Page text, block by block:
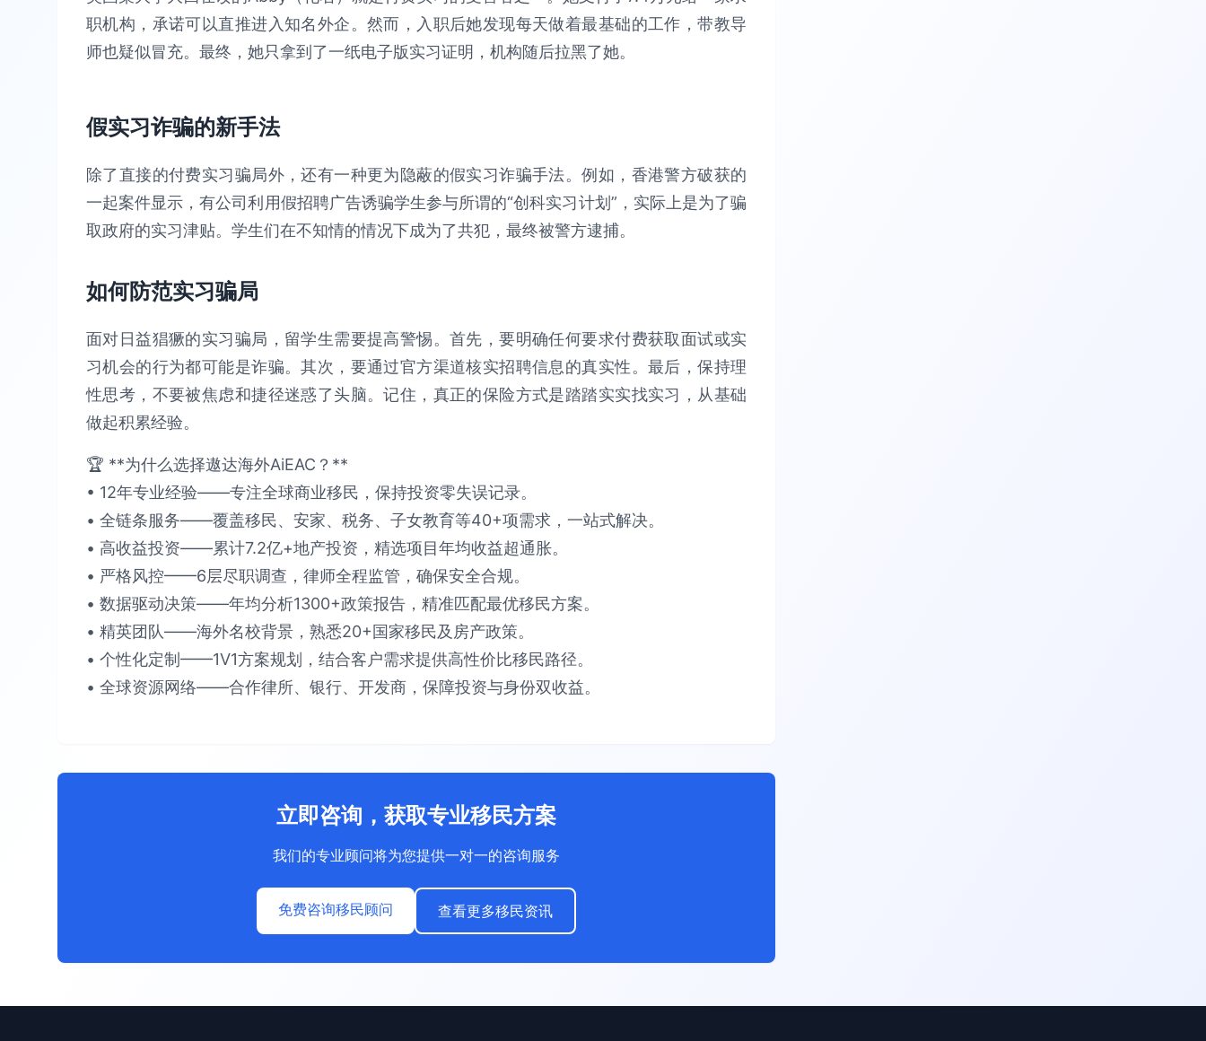
职机构，承诺可以直推进入知名外企。然而，入职后她发现每天做着最基础的工作，带教导
师也疑似冒充。最终，她只拿到了一纸电子版实习证明，机构随后拉黑了她。
假实习诈骗的新手法
除了直接的付费实习骗局外，还有一种更为隐蔽的假实习诈骗手法。例如，香港警方破获的
一起案件显示，有公司利用假招聘广告诱骗学生参与所谓的“创科实习计划”，实际上是为了骗
取政府的实习津贴。学生们在不知情的情况下成为了共犯，最终被警方逮捕。
如何防范实习骗局
面对日益猖獗的实习骗局，留学生需要提高警惕。首先，要明确任何要求付费获取面试或实
习机会的行为都可能是诈骗。其次，要通过官方渠道核实招聘信息的真实性。最后，保持理
性思考，不要被焦虑和捷径迷惑了头脑。记住，真正的保险方式是踏踏实实找实习，从基础
做起积累经验。
🏆 **为什么选择遨达海外AiEAC？**​​
• 12年专业经验​​——专注全球商业移民，保持​​投资零失误​​记录。
• 全链条服务​​——覆盖移民、安家、税务、子女教育等40+项需求，​​一站式解决​​。​​
• 高收益投资​​——累计​​7.2亿+​​地产投资，精选项目​​年均收益超通胀​​。​​
• 严格风控​​——6层尽职调查，律师全程监管，确保​​安全合规​​。​​
• 数据驱动决策​​——年均分析​​1300+政策报告​​，精准匹配最优移民方案。​​
• 精英团队​​——海外名校背景，熟悉​​20+国家​​移民及房产政策。​​
• 个性化定制​​——1V1方案规划，结合客户需求提供​​高性价比​​移民路径。​​
• 全球资源网络​​——合作律所、银行、开发商，保障​​投资与身份双收益​​。
立即咨询，获取专业移民方案
我们的专业顾问将为您提供一对一的咨询服务
免费咨询移民顾问 查看更多移民资讯